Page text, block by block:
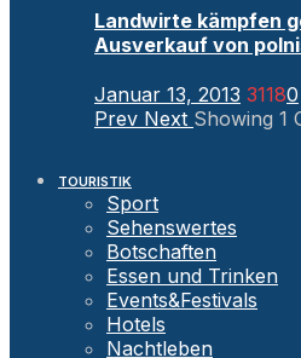
Landwirte kämpfen
Ausverkauf von
Januar 13, 2013 31180
Prev Next Showing 1
TOURISTIK
Sport
Sehenswertes
Botschaften
Essen und Trinken
Events&Festivals
Hotels
Nachtleben